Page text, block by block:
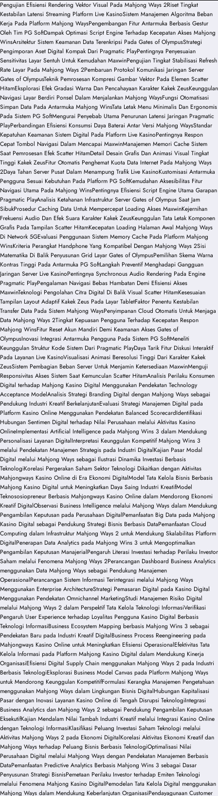
Pengujian Efisiensi Rendering Vektor Visual Pada Mahjong Ways 2Riset Tingkat
Kestabilan Latensi Streaming Platform Live KasinoSistem Manajemen Algoritma Beban
Kerja Pada Platform Mahjong WaysPengembangan Fitur Antarmuka Berbasis Gestur
Oleh Tim PG SoftDampak Optimasi Script Engine Terhadap Kecepatan Akses Mahjong
WinsArsitektur Sistem Keamanan Data Terenkripsi Pada Gates of OlympusStrategi
Pengimporan Aset Digital Kompak Dari Pragmatic PlayPentingnya Penyesuaian
Sensitivitas Layar Sentuh Untuk Kemudahan MaxwinPengujian Tingkat Stabilisasi Refresh
Rate Layar Pada Mahjong Ways 2Pembaruan Protokol Komunikasi Jaringan Server
Gates of OlympusTeknik Pemrosesan Kompresi Gambar Vektor Pada Elemen Scatter
HitamEksplorasi Efek Gradasi Warna Dan Pencahayaan Karakter Kakek ZeusKeunggulan
Navigasi Layar Berdiri Ponsel Dalam Menjalankan Mahjong WaysFungsi Otomatisasi
Simpan Data Pada Antarmuka Mahjong WinsTata Letak Menu Minimalis Dan Ergonomis
Pada Sistem PG SoftMengurai Penyebab Utama Penurunan Latensi Jaringan Pragmatic
PlayPerbandingan Efisiensi Konsumsi Daya Baterai Antar Versi Mahjong WaysStandar
Kepatuhan Keamanan Sistem Digital Pada Platform Live KasinoPentingnya Respon
Cepat Tombol Navigasi Dalam Mencapai MaxwinManajemen Memori Cache Sistem
Saat Pemrosesan Efek Scatter HitamDetail Desain Grafis Dan Animasi Visual Tingkat
Tinggi Kakek ZeusFitur Otomatis Penghemat Kuota Data Internet Pada Mahjong Ways
2Daya Tahan Server Pusat Dalam Menampung Trafik Live KasinoKustomisasi Antarmuka
Pengguna Sesuai Kebutuhan Pada Platform PG SoftKemudahan Aksesibilitas Fitur
Navigasi Utama Pada Mahjong WinsPentingnya Efisiensi Script Engine Utama Garapan
Pragmatic PlayAnalisis Ketahanan Infrastruktur Server Gates of Olympus Saat Jam
SibukProsedur Caching Data Untuk Mempercepat Loading Akses MaxwinKejernihan
Frekuensi Audio Dan Efek Suara Karakter Kakek ZeusKeunggulan Tata Letak Komponen
Grafis Pada Tampilan Scatter HitamKecepatan Loading Halaman Awal Mahjong Ways
Di Network 5GEvaluasi Penggunaan Sistem Memory Cache Pada Platform Mahjong
WinsKriteria Perangkat Handphone Yang Kompatibel Dengan Mahjong Ways 2Sisi
Matematika Di Balik Penyusunan Grid Layar Gates of OlympusPemilihan Skema Warna
Kontras Tinggi Pada Antarmuka PG SoftLangkah Preventif Menghadapi Gangguan
Jaringan Server Live KasinoPentingnya Synchronous Audio Rendering Pada Engine
Pragmatic PlayPengalaman Navigasi Bebas Hambatan Demi Efisiensi Akses
MaxwinTeknologi Pengolahan Citra Digital Di Balik Visual Scatter HitamKesesuaian
Tampilan Layout Adaptif Kakek Zeus Pada Layar TabletFaktor Penentu Kestabilan
Transfer Data Pada Sistem Mahjong WaysPenyimpanan Cloud Otomatis Untuk Menjaga
Data Mahjong Ways 2Tingkat Kepuasan Pengguna Terhadap Kecepatan Respon
Mahjong WinsFitur Reset Akun Mandiri Demi Keamanan Akses Gates of
OlympusInovasi Integrasi Antarmuka Pengguna Pada Sistem PG SoftMeneliti
Keunggulan Struktur Kode Sistem Dari Pragmatic PlayDaya Tarik Fitur Diskusi Interaktif
Pada Layanan Live KasinoVisualisasi Animasi Beresolusi Tinggi Dari Karakter Kakek
ZeusSistem Pembagian Beban Server Untuk Menjamin Ketersediaan MaxwinMenguji
Responsivitas Akses Sistem Saat Kemunculan Scatter HitamAnalisis Perilaku Konsumen
Digital terhadap Mahjong Kasino Digital Menggunakan Pendekatan Technology
Acceptance ModelAnalisis Strategi Branding Digital dengan Mahjong Ways sebagai
Pendukung Industri Kreatif BerkelanjutanEvaluasi Strategi Manajemen Digital pada
Platform Kasino Online Menggunakan Pendekatan Balanced ScorecardIdentifikasi
Hubungan Sentimen Digital terhadap Nilai Perusahaan melalui Aktivitas Kasino
OnlineImplementasi Artificial Intelligence pada Mahjong Wins 3 dalam Mendukung
Personalisasi Layanan DigitalInterpretasi Keunggulan Kompetitif Mahjong Wins 3
melalui Pendekatan Manajemen Strategis pada Industri DigitalKajian Pasar Modal
Digital melalui Mahjong Ways sebagai Ilustrasi Dinamika Investasi Berbasis
TeknologiKorelasi Pergerakan Saham Sektor Teknologi Dikaitkan dengan Aktivitas
Mahjongways Kasino Online di Era Ekonomi DigitalModel Tata Kelola Bisnis Berbasis
Mahjong Kasino Digital untuk Meningkatkan Daya Saing Industri KreatifModel
Teknososiopreneur Berbasis Mahjongways Kasino Online dalam Mendorong Ekonomi
Kreatif DigitalObservasi Business Intelligence melalui Mahjong Ways dalam Mendukung
Pengambilan Keputusan pada Perusahaan DigitalPemanfaatan Big Data pada Mahjong
Kasino Digital sebagai Pendukung Strategi Bisnis Berbasis DataPemanfaatan Cloud
Computing dalam Infrastruktur Mahjong Ways 2 untuk Mendukung Skalabilitas Platform
DigitalPenerapan Data Analytics pada Mahjong Wins 3 untuk Mengoptimalkan
Pengambilan Keputusan ManajerialPengaruh Literasi Investasi terhadap Perilaku Investor
Saham melalui Fenomena Mahjong Ways 2Perancangan Dashboard Business Analytics
menggunakan Data Mahjong Ways sebagai Pendukung Manajemen
OperasionalPerancangan Sistem Informasi Terintegrasi melalui Mahjong Ways
Menggunakan Enterprise ArchitectureStrategi Pemasaran Digital pada Kasino Digital
Menggunakan Pendekatan Omnichannel MarketingStudi Manajemen Risiko Digital
melalui Mahjong Ways 2 dalam Perspektif Tata Kelola Teknologi InformasiVerifikasi
Pengaruh User Experience terhadap Loyalitas Pengguna Kasino Digital Berbasis
Teknologi InformasiBusiness Ecosystem Mapping berbasis Mahjong Wins 3 sebagai
Pendekatan Baru pada Industri Kreatif DigitalBusiness Process Reengineering pada
Mahjongways Kasino Online untuk Meningkatkan Efisiensi OperasionalEfektivitas Tata
Kelola Informasi pada Platform Mahjong Kasino Digital dalam Mendukung Kinerja
OrganisasiEfisiensi Digital Supply Chain menggunakan Mahjong Ways 2 pada Industri
Berbasis TeknologiEksplorasi Business Model Canvas pada Platform Mahjong Ways
untuk Mendorong Keunggulan KompetitifFormulasi Kerangka Manajemen Pengetahuan
menggunakan Mahjong Ways dalam Lingkungan Bisnis DigitalHubungan Kapitalisasi
Pasar dengan Inovasi Layanan Kasino Online di Tengah Disrupsi TeknologiIntegrasi
Business Analytics dan Mahjong Ways 2 sebagai Pendukung Pengambilan Keputusan
EksekutifKajian Mendalam Nilai Tambah Industri Kreatif melalui Integrasi Kasino Online
dengan Teknologi InformasiKlasifikasi Peluang Investasi Saham Teknologi melalui
Aktivitas Mahjong Ways 2 pada Ekonomi DigitalKorelasi Aktivitas Ekonomi Kreatif dan
Mahjong Ways terhadap Peluang Bisnis Berbasis TeknologiOptimalisasi Nilai
Perusahaan Digital melalui Mahjong Ways dengan Pendekatan Manajemen Berbasis
DataPemanfaatan Predictive Analytics Berbasis Mahjong Wins 3 sebagai Dasar
Penyusunan Strategi BisnisPemetaan Perilaku Investor terhadap Emiten Teknologi
melalui Fenomena Mahjong Kasino DigitalPemodelan Tata Kelola Digital menggunakan
Mahjong Ways dalam Mendukung Keberlanjutan OrganisasiPendayagunaan Customer